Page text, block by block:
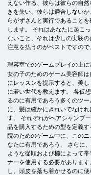
えない作る、彼らは彼らの自然
きを失い、彼らは適合しないか
らがずさんと実行であることを
します。 それはあなたに起こ
ないこと、それは少しの実験
注意を払うのがベストですので
理容室でのゲームプレイの上に
女の子のためのゲーム美容師
にレッスンを提示すると、美
に若い世代を教えます。 各仮
るのに有用であろう多くのツ
に、髪は確かにきれいでなけ
す。 それぞれがヘアシャンプ
品を購入するための型を定義
院のためのゲーム中に、この
なたに有用であろう。 さらに
ような従順および櫛によって
ナーを使用する必要がありま
し、頭皮を落ち着かせるのに